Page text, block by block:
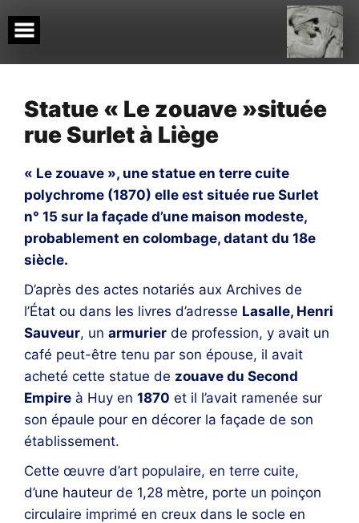
to
content
Statue « Le zouave »située
rue Surlet à Liège
« Le zouave », une statue en terre cuite
polychrome (1870) elle est située rue Surlet
n° 15 sur la façade d’une maison modeste,
probablement en colombage, datant du 18e
siècle.
D’après des actes notariés aux Archives de
l’État ou dans les livres d’adresse Lasalle, Henri
Sauveur, un armurier de profession, y avait un
café peut-être tenu par son épouse, il avait
acheté cette statue de zouave du Second
Empire à Huy en 1870 et il l’avait ramenée sur
son épaule pour en décorer la façade de son
établissement.
Cette œuvre d’art populaire, en terre cuite,
d’une hauteur de 1,28 mètre, porte un poinçon
circulaire imprimé en creux dans le socle en